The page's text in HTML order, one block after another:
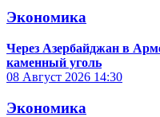
Экономика
Через Азербайджан в
каменный уголь
08 Август 2026 14:30
Экономика